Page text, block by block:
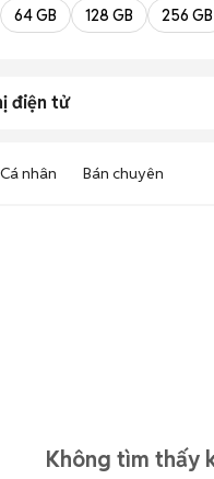
64 GB 128 GB 256 GB
điện tử
Cá nhân Bán chuyên
Không tìm thấy